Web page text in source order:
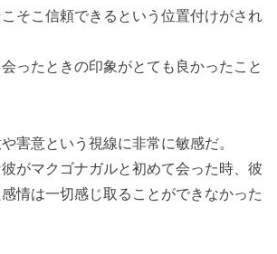
そこ信頼できるという位置付けがされ
ったときの印象がとても良かったこと
害意という視線に非常に敏感だ。
がマクゴナガルと初めて会った時、彼
情は一切感じ取ることができなかった